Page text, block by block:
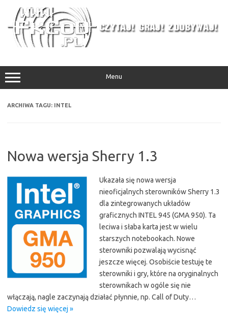
treści
Menu
ARCHIWA TAGU: INTEL
Nowa wersja Sherry 1.3
Ukazała się nowa wersja
nieoficjalnych sterowników Sherry 1.3
dla zintegrowanych układów
graficznych INTEL 945 (GMA 950). Ta
leciwa i słaba karta jest w wielu
starszych notebookach. Nowe
sterowniki pozwalają wycisnąć
jeszcze więcej. Osobiście testuję te
sterowniki i gry, które na oryginalnych
sterownikach w ogóle się nie
włączają, nagle zaczynają działać płynnie, np. Call of Duty…
Dowiedz się więcej »